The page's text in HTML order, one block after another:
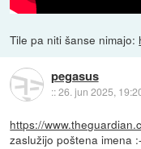
Tile pa niti šanse nimajo:
pegasus
::26. jun 2025,
https://
zaslužijo poštena imena